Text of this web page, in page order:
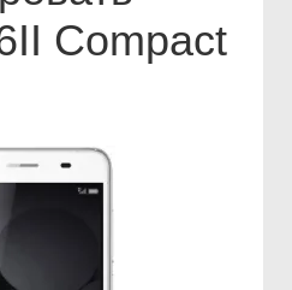
Compact